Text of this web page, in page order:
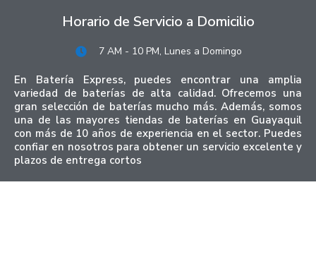
Horario de Servicio a Domicilio
7 AM - 10 PM, Lunes a Domingo
En Batería Express, puedes encontrar una amplia
variedad de baterías de alta calidad. Ofrecemos una
gran selección de baterías mucho más. Además, somos
una de las mayores tiendas de baterías en Guayaquil
con más de 10 años de experiencia en el sector. Puedes
confiar en nosotros para obtener un servicio excelente y
plazos de entrega cortos